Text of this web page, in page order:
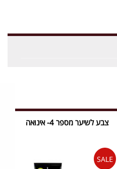
צבע לשיער מספר 4- אינואה